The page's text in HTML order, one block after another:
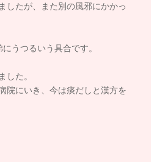
したが、また別の風邪にかかっ
うつるいう具合です。
た。
院にいき、今は痰だしと漢方を